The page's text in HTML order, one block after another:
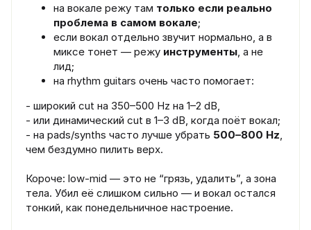
на вокале режу там только если реально
проблема в самом вокале;
если вокал отдельно звучит нормально, а в
миксе тонет — режу инструменты, а не
лид;
на rhythm guitars очень часто помогает:
- широкий cut на 350–500 Hz на 1–2 dB,
- или динамический cut в 1–3 dB, когда поёт вокал;
- на pads/synths часто лучше убрать 500–800 Hz,
чем бездумно пилить верх.
Короче: low-mid — это не “грязь, удалить”, а зона
тела. Убил её слишком сильно — и вокал остался
тонкий, как понедельничное настроение.